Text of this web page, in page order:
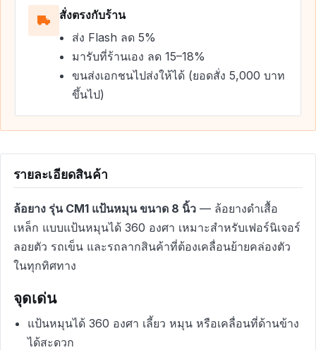
สั่งตรงกับร้าน
ส่ง Flash ลด 5%
มารับที่ร้านเอง ลด 15–18%
ขนส่งเอกชนไปส่งให้ได้ (ยอดสั่ง 5,000 บาท
ขึ้นไป)
รายละเอียดสินค้า
ล้อยาง รุ่น CM1 แป้นหมุน ขนาด 8 นิ้ว— ล้อยางดำเสื้อ
เหล็ก แบบแป้นหมุนได้ 360 องศา เหมาะสำหรับเฟอร์นิเจอร์
ลอยตัว รถเข็น และรถลากสินค้าที่ต้องเคลื่อนย้ายคล่องตัว
ในทุกทิศทาง
จุดเด่น
แป้นหมุนได้ 360 องศา เลี้ยว หมุน หรือเคลื่อนที่ด้านข้าง
ได้สะดวก